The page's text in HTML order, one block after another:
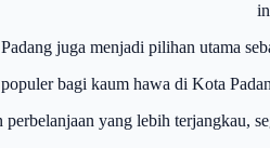
juga menjadi pilihan utama
bagi kaum hawa di Kota
yang lebih terjangkau,